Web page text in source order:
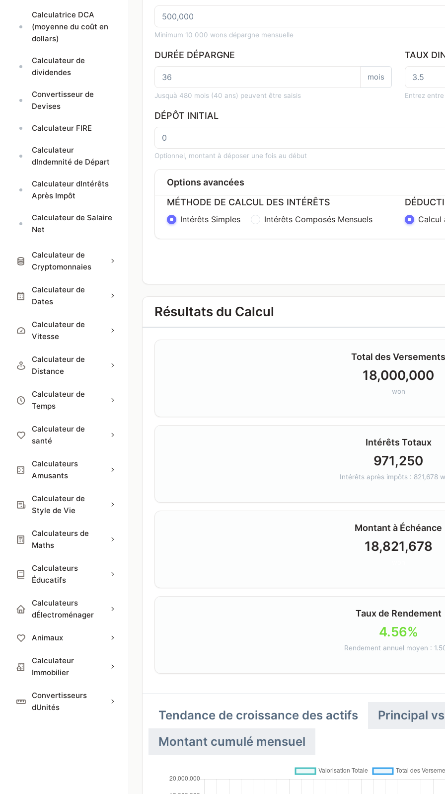
Calculatrice DCA
(moyenne du coût en
dollars)
Calculateur de
dividendes
Convertisseur de
Devises
Calculateur FIRE
Calculateur
dIndemnité de Départ
Calculateur dIntérêts
Après Impôt
Calculateur de Salaire
Net
Calculateur de
Cryptomonnaies
Calculateur de
Dates
Calculateur de
Vitesse
Calculateur de
Distance
Calculateur de
Temps
Calculateur de
santé
Calculateurs
Amusants
Calculateur de
Style de Vie
Calculateurs de
Maths
Calculateurs
Éducatifs
Calculateurs
dÉlectroménager
Animaux
Calculateur
Immobilier
Convertisseurs
dUnités
Minimum 10 000 wons dépargne mensuelle
DURÉE DÉPARGNE
mois
Jusquà 480 mois (40 ans) peuvent être saisis
TAUX
Entrez
DÉPÔT INITIAL
Optionnel, montant à déposer une fois au début
Options avancées
MÉTHODE DE CALCUL DES INTÉRÊTS
Intérêts Simples Intérêts Composés Mensuels Calcul
Résultats du Calcul
Total des Versements
18,000,000
won
Intérêts Totaux
971,250
Intérêts après impôts : 821,678
Montant à Échéance
18,821,678
Taux de Rendement
4.56%
Rendement annuel moyen :
Tendance de croissance des actifs
Principal
Montant cumulé mensuel